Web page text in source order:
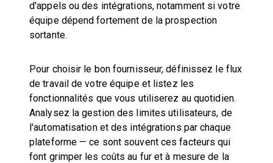
d'appels ou des intégrations, notamment si votre
équipe dépend fortement de la prospection
sortante.
Pour choisir le bon fournisseur, définissez le flux
de travail de votre équipe et listez les
fonctionnalités que vous utiliserez au quotidien.
Analysez la gestion des limites utilisateurs, de
l'automatisation et des intégrations par chaque
plateforme — ce sont souvent ces facteurs qui
font grimper les coûts au fur et à mesure de la